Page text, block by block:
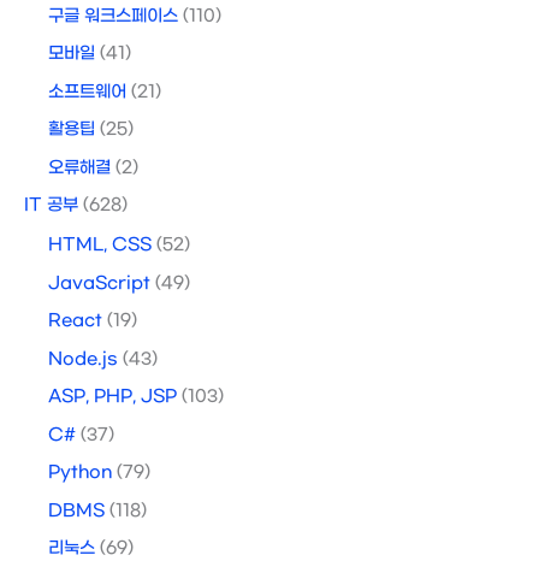
구글 워크스페이스 (110)
모바일 (41)
소프트웨어 (21)
활용팁 (25)
오류해결 (2)
IT 공부 (628)
HTML, CSS (52)
JavaScript (49)
React (19)
Node.js (43)
ASP, PHP, JSP (103)
C# (37)
Python (79)
DBMS (118)
리눅스 (69)